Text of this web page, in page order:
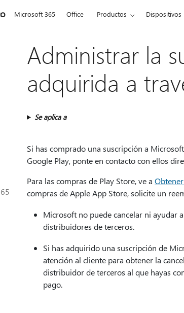
Microsoft 365 Office Productos Dispositivos
Administrar la
adquirida a
Se aplica a
Si has comprado una suscripción a
Google Play, ponte en contacto con ellos
Para las compras de Play Store, ve a
compras de Apple App Store, solicite un
Microsoft no puede cancelar ni ayudar
distribuidores de terceros.
Si has adquirido una suscripción de
atención al cliente para obtener la
distribuidor de terceros al que hayas
pago.